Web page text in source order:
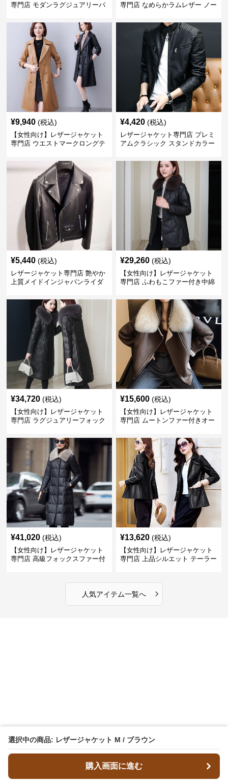
選択中の商品: レザージャケット M / ブラウン
購入画面に進む
専門店 モダンラグジュアリーパ
専門店 なめらかラムレザー ノー
¥9,940 (税込)
【女性向け】レザージャケット
専門店 ウエストマークロングテ
¥4,420 (税込)
レザージャケット専門店 プレミ
アムクラシック スタンドカラー
¥5,440 (税込)
レザージャケット専門店 艶やか
上質メイドインジャパンライダ
¥29,260 (税込)
【女性向け】レザージャケット
専門店 ふわもこファー付き中綿
¥34,720 (税込)
【女性向け】レザージャケット
専門店 ラグジュアリーフォック
¥15,600 (税込)
【女性向け】レザージャケット
専門店 ムートンファー付きオー
¥41,020 (税込)
【女性向け】レザージャケット
専門店 高級フォックスファー付
¥13,620 (税込)
【女性向け】レザージャケット
専門店 上品シルエット テーラー
人気アイテム一覧へ ›